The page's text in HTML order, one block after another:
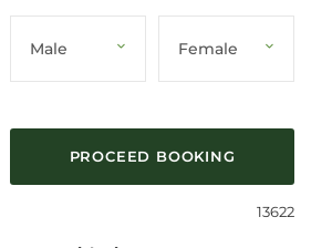
13622
bảo mật
hoàn huỷ
website
khuyến mãi